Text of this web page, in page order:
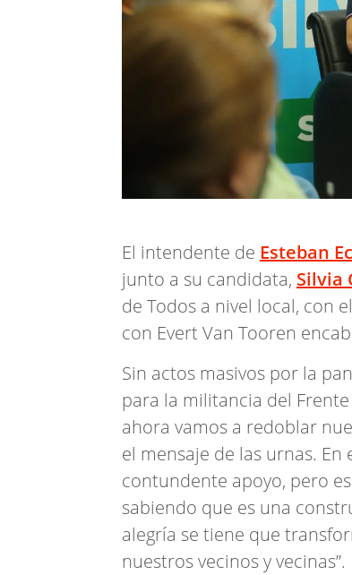
El intendente de Esteban
junto a su candidata, Silvia
de Todos a nivel local, con
con Evert Van Tooren
Sin actos masivos por la
para la militancia del
ahora vamos a redoblar
el mensaje de las urnas.
contundente apoyo, pero
sabiendo que es una
alegría se tiene que
nuestros vecinos y vecinas”.